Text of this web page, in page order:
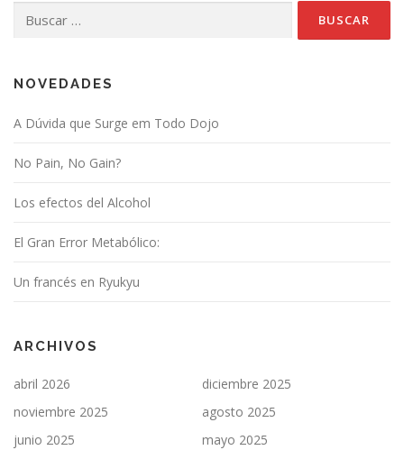
NOVEDADES
A Dúvida que Surge em Todo Dojo
No Pain, No Gain?
Los efectos del Alcohol
El Gran Error Metabólico:
Un francés en Ryukyu
ARCHIVOS
abril 2026
diciembre 2025
noviembre 2025
agosto 2025
junio 2025
mayo 2025